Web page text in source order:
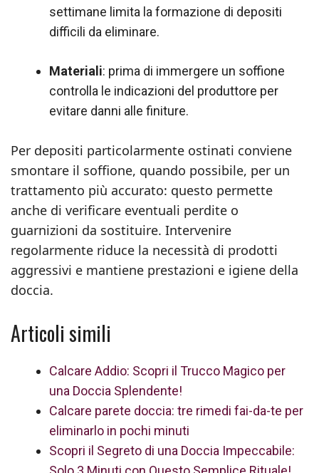
settimane limita la formazione di depositi
difficili da eliminare.
Materiali: prima di immergere un soffione
controlla le indicazioni del produttore per
evitare danni alle finiture.
Per depositi particolarmente ostinati conviene
smontare il soffione, quando possibile, per un
trattamento più accurato: questo permette
anche di verificare eventuali perdite o
guarnizioni da sostituire. Intervenire
regolarmente riduce la necessità di prodotti
aggressivi e mantiene prestazioni e igiene della
doccia.
Articoli simili
Calcare Addio: Scopri il Trucco Magico per
una Doccia Splendente!
Calcare parete doccia: tre rimedi fai-da-te per
eliminarlo in pochi minuti
Scopri il Segreto di una Doccia Impeccabile: